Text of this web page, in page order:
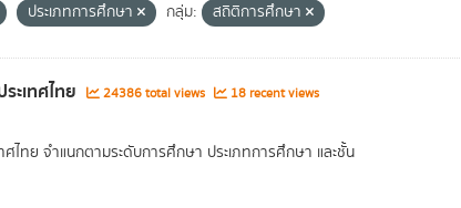
ประเภทการศึกษา กลุ่ม: สถิติการศึกษา
ะเทศไทย 24386 total views 18 recent views
ไทย จำแนกตามระดับการศึกษา ประเภทการศึกษา และชั้น